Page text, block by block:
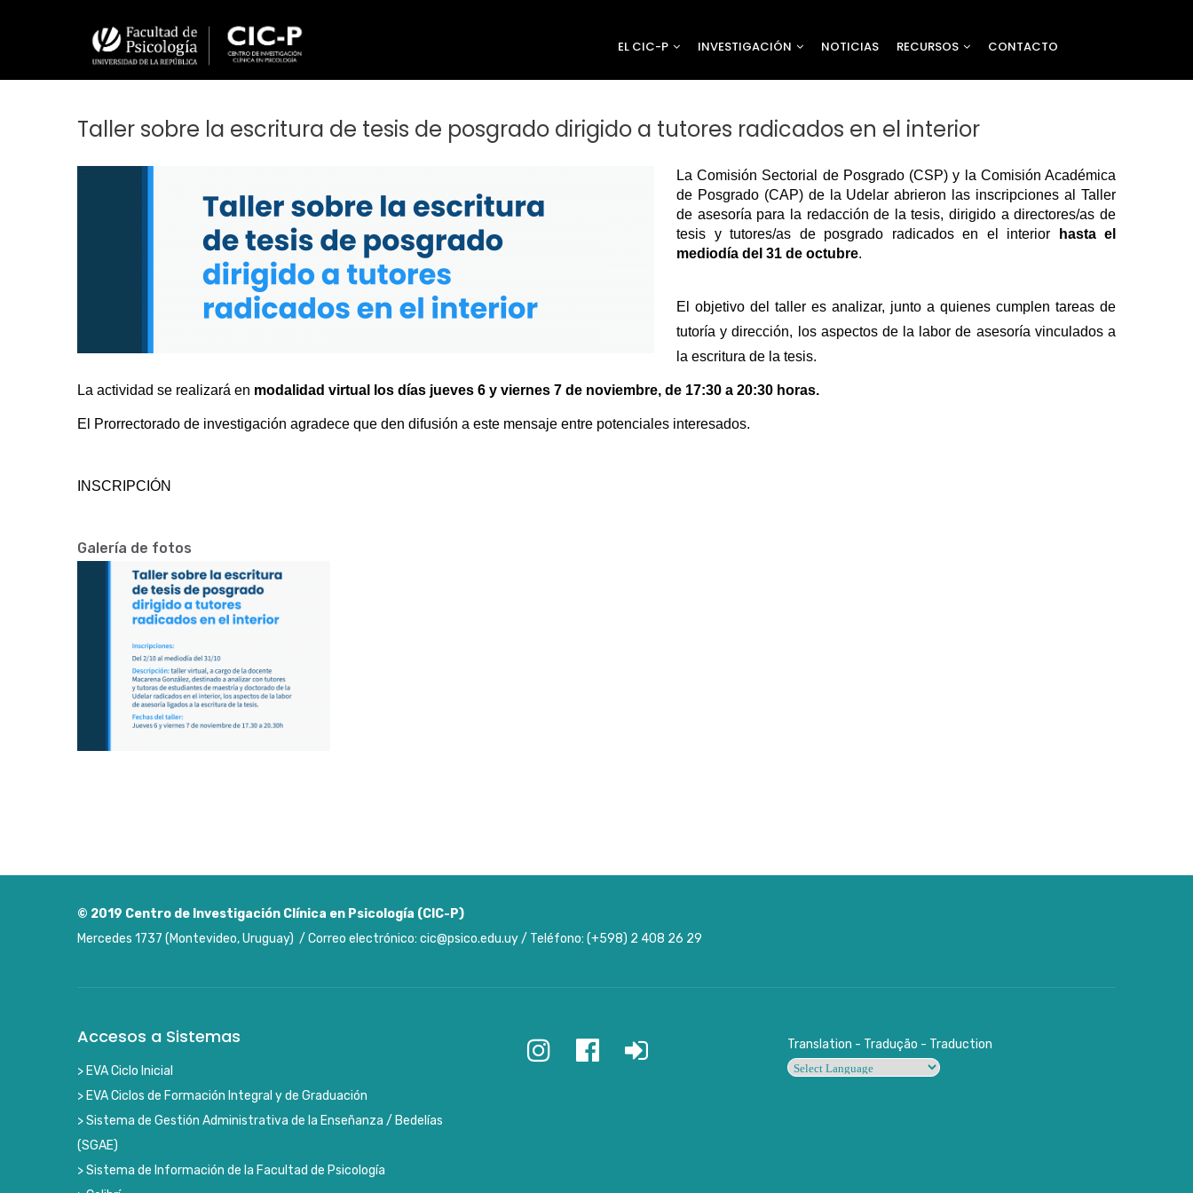
principal
EL CIC-P INVESTIGACIÓN NOTICIAS RECURSOS CONTACTO
Taller sobre la escritura de tesis de posgrado dirigido a tutores radicados en el interior
La Comisión Sectorial de Posgrado (CSP) y la Comisión Académica
de Posgrado (CAP) de la Udelar abrieron las inscripciones al Taller
de asesoría para la redacción de la tesis, dirigido a directores/as de
tesis y tutores/as de posgrado radicados en el interior
hasta el
mediodía del 31 de octubre.
El objetivo del taller es analizar, junto a quienes cumplen tareas de
tutoría y dirección, los aspectos de la labor de asesoría vinculados a
la escritura de la tesis.
La actividad se realizará en modalidad virtual los días jueves 6 y viernes 7 de noviembre, de 17:30 a 20:30 horas.
El Prorrectorado de investigación agradece que den difusión a este mensaje entre potenciales interesados.
INSCRIPCIÓN
Galería de fotos
© 2019 Centro de Investigación Clínica en Psicología (CIC-P)
Mercedes 1737 (Montevideo, Uruguay) / Correo electrónico: cic@psico.edu.uy / Teléfono: (+598) 2 408 26 29
Accesos a Sistemas
> EVA Ciclo Inicial
> EVA Ciclos de Formación Integral y de Graduación
> Sistema de Gestión Administrativa de la Enseñanza / Bedelías
(SGAE)
> Sistema de Información de la Facultad de Psicología
Translation - Tradução - Traduction